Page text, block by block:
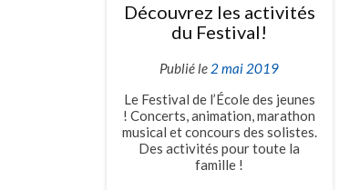
Découvrez les activités
du Festival!
Publié le 2 mai 2019
Le Festival de l’École des jeunes
! Concerts, animation, marathon
musical et concours des solistes.
Des activités pour toute la
famille !